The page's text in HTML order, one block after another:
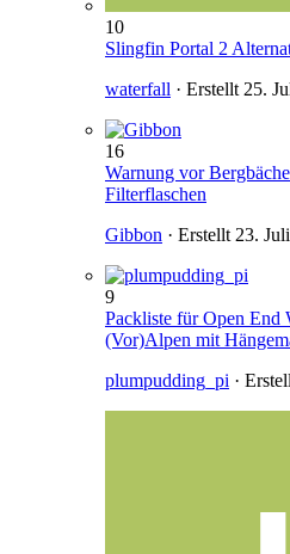
10
Slingfin Portal 2
waterfall · Erstellt 25.
16
Warnung vor
Filterflaschen
Gibbon · Erstellt 23. Juli
9
Packliste für Open End
(Vor)Alpen mit
plumpudding_pi ·